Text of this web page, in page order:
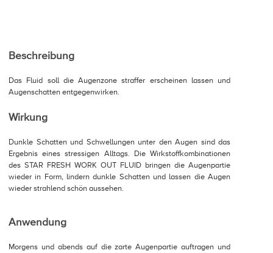
Beschreibung
Das Fluid soll die Augenzone straffer erscheinen lassen und
Augenschatten entgegenwirken.
Wirkung
Dunkle Schatten und Schwellungen unter den Augen sind das
Ergebnis eines stressigen Alltags. Die Wirkstoffkombinationen
des STAR FRESH WORK OUT FLUID bringen die Augenpartie
wieder in Form, lindern dunkle Schatten und lassen die Augen
wieder strahlend schön aussehen.
Anwendung
Morgens und abends auf die zarte Augenpartie auftragen und